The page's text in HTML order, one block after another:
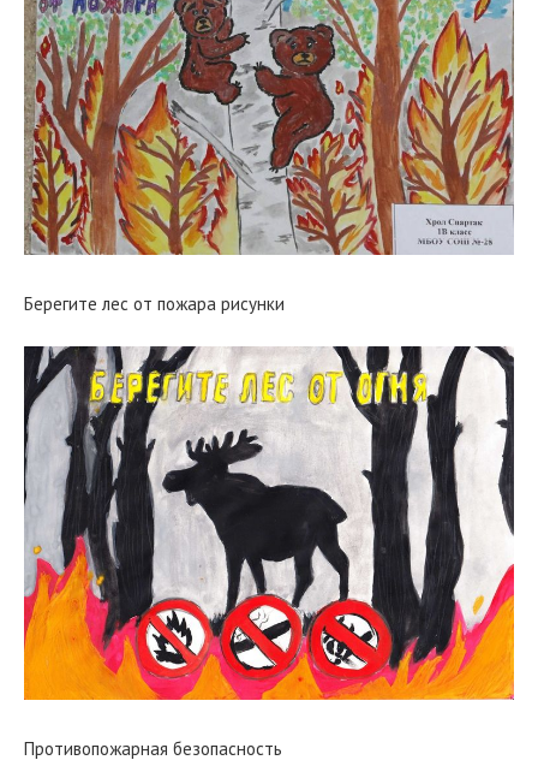
Берегите лес от пожара рисунки
Противопожарная безопасность